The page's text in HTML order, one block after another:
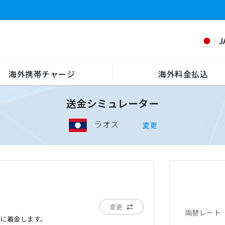
海外携帯チャージ 海外料金払込
送金シミュレーター
ラオス 変更
着金します。
変更
両替レート